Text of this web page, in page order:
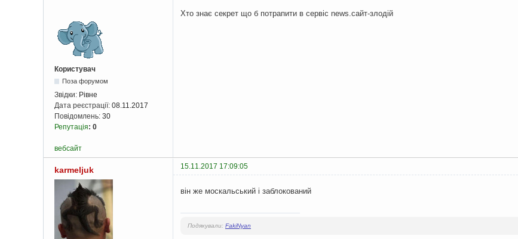
Користувач
Поза форумом
Звідки: Рівне
Дата реєстрації: 08.11.2017
Повідомлень: 30
Репутація: 0
Хто знає секрет що б потрапити в сервіс news.сайт-злодій
вебсайт
karmeljuk 15.11.2017 17:09:05
він же москальський і заблокований
Подякували: FakiNyan